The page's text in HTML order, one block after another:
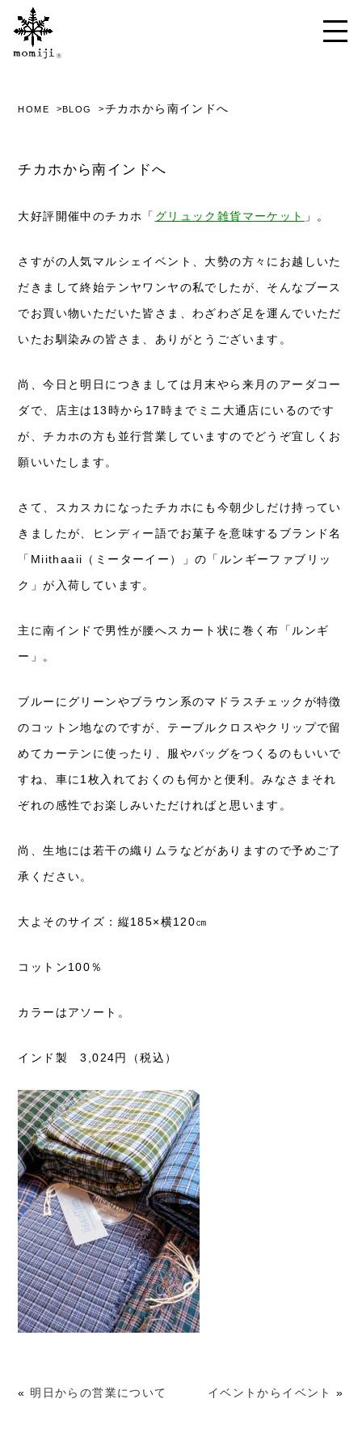
HOME BLOG チカホから南インドへ
チカホから南インドへ
大好評開催中のチカホ「 グリュック雑貨マーケット 」。
さすがの人気マルシェイベント、大勢の方々にお越しいた
だきまして終始テンヤワンヤの私でしたが、そんなブース
でお買い物いただいた皆さま、わざわざ足を運んでいただ
いたお馴染みの皆さま、ありがとうございます。
尚、今日と明日につきましては月末やら来月のアーダコー
ダで、店主は13時から17時までミニ大通店にいるのです
が、チカホの方も並行営業していますのでどうぞ宜しくお
願いいたします。
さて、スカスカになったチカホにも今朝少しだけ持ってい
きましたが、ヒンディー語でお菓子を意味するブランド名
「Miithaaii（ミーターイー）」の「ルンギーファブリッ
ク」が入荷しています。
主に南インドで男性が腰へスカート状に巻く布「ルンギ
ー」。
ブルーにグリーンやブラウン系のマドラスチェックが特徴
のコットン地なのですが、テーブルクロスやクリップで留
めてカーテンに使ったり、服やバッグをつくるのもいいで
すね、車に1枚入れておくのも何かと便利。みなさまそれ
ぞれの感性でお楽しみいただければと思います。
尚、生地には若干の織りムラなどがありますので予めご了
承ください。
大よそのサイズ：縦185×横120㎝
コットン100％
カラーはアソート。
インド製 3,024円（税込）
« 明日からの営業について イベントからイベント »